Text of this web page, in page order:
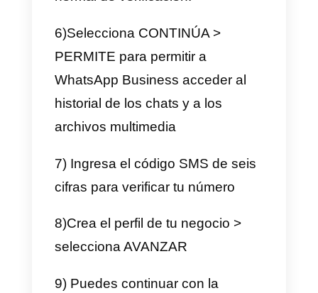
sección dedicada a las
estadísticas del canal de
WhatsApp Business
estadísticas pueden verse en
nuestro módulo Analytics
dedicado. En esta sección
estarán a disposición fácilmente
interesantes insights que te